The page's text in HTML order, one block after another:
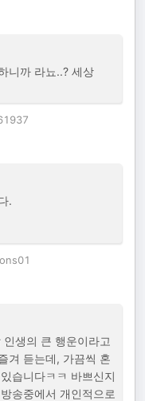
니까 라뇨..? 세상
.
생의 큰 행운이라고
겨 듣는데, 가끔씩 혼
습니다ㅋㅋ 바쁘신지
송중에서 개인적으로